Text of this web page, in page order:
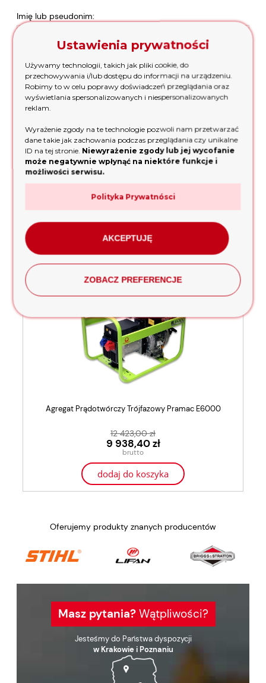
Imię lub pseudonim:
Twoja opinia:
NOWOŚCI
Agregat Prądotwórczy Trójfazowy Pramac E6000
12 423,00 zł
9 938,40 zł
dodaj do koszyka
Oferujemy produkty znanych producentów
Masz pytania?Wątpliwości?
Jesteśmy do Państwa dyspozycji
w Krakowie i Poznaniu
Ustawienia prywatności
Używamy technologii, takich jak pliki cookie, do
przechowywania i/lub dostępu do informacji na urządzeniu.
Robimy to w celu poprawy doświadczeń przeglądania oraz
wyświetlania spersonalizowanych i niespersonalizowanych
reklam.
Wyrażenie zgody na te technologie pozwoli nam przetwarzać
dane takie jak zachowania podczas przeglądania czy unikalne
ID na tej stronie. Niewyrażenie zgody lub jej wycofanie
może negatywnie wpłynąć na niektóre funkcje i
możliwości serwisu.
Polityka Prywatnósci
AKCEPTUJĘ
ZOBACZ PREFERENCJE